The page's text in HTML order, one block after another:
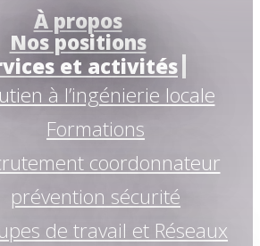
À propos
Nos positions
et activités
à l’ingénierie locale
Formations
coordonnateur
prévention sécurité
de travail et Réseaux